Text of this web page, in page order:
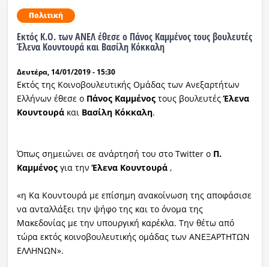
Πολιτική
Εκτός Κ.Ο. των ΑΝΕΛ έθεσε ο Πάνος Καμμένος τους βουλευτές
Έλενα Κουντουρά και Βασίλη Κόκκαλη
Δευτέρα, 14/01/2019 - 15:30
Εκτός της Κοινοβουλευτικής Ομάδας των Ανεξαρτήτων
Ελλήνων έθεσε οΠάνος Καμμένοςτους βουλευτέςΈλενα
ΚουντουράκαιΒασίλη Κόκκαλη.
Όπως σημειώνει σε ανάρτησή του στο Twitter ο Π.
Καμμένοςγια τηνΈλενα Κουντουρά,
«η Κα Κουντουρά με επίσημη ανακοίνωση της αποφάσισε
να ανταλλάξει την ψήφο της και το όνομα της
Μακεδονίας με την υπουργική καρέκλα. Την θέτω από
τώρα εκτός κοινοβουλευτικής ομάδας των ΑΝΕΞΑΡΤΗΤΩΝ
ΕΛΛΗΝΩΝ».